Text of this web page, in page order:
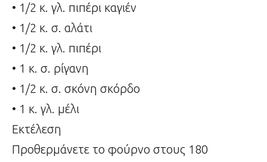
• 1/2 κ. γλ. πιπέρι καγιέν
• 1/2 κ. σ. αλάτι
• 1/2 κ. γλ. πιπέρι
• 1 κ. σ. ρίγανη
• 1/2 κ. σ. σκόνη σκόρδο
• 1 κ. γλ. μέλι
Εκτέλεση
Προθερμάνετε το φούρνο στους 180